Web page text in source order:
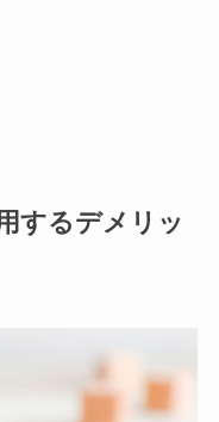
するデメリッ